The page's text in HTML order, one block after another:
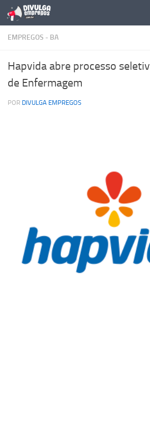
Skip to content
EMPREGOS - BA
Hapvida abre processo
de Enfermagem
POR DIVULGA EMPREGOS